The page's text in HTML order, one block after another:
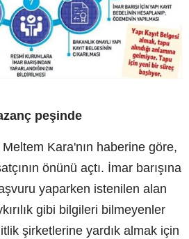
peşinde
Kara'nın haberine göre,
önünü açtı. İmar barışına
yaparken istenilen alan
gibi bilgileri bilmeyenler
şirketlerine yardık almak için